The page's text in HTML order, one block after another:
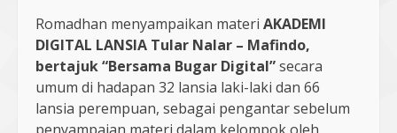
Romadhan menyampaikan materi AKADEMI
DIGITAL LANSIA Tular Nalar – Mafindo,
bertajuk “Bersama Bugar Digital”secara
umum di hadapan 32 lansia laki-laki dan 66
lansia perempuan, sebagai pengantar sebelum